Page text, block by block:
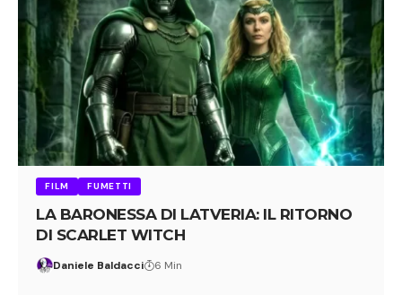
FILM FUMETTI
LA BARONESSA DI LATVERIA: IL RITORNO
DI SCARLET WITCH
Daniele Baldacci 6 Min